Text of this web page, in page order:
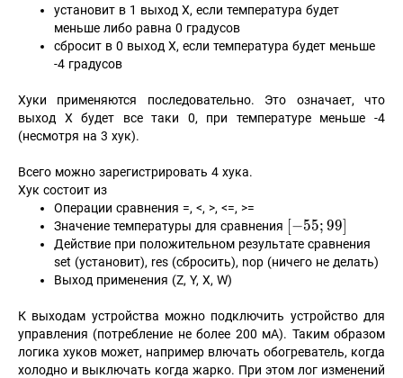
установит в 1 выход X, если температура будет
меньше либо равна 0 градусов
сбросит в 0 выход X, если температура будет меньше
-4 градусов
Хуки применяются последовательно. Это означает, что
выход X будет все таки 0, при температуре меньше -4
(несмотря на 3 хук).
Всего можно зарегистрировать 4 хука.
Хук состоит из
Операции сравнения =, <, >, <=, >=
Значение температуры для сравнения
[-55;
99]
−55; 99
Действие при положительном результате сравнения
set (установит), res (сбросить), nop (ничего не делать)
Выход применения (Z, Y, X, W)
К выходам устройства можно подключить устройство для
управления (потребление не более 200 мА). Таким образом
логика хуков может, например влючать обогреватель, когда
холодно и выключать когда жарко. При этом лог изменений